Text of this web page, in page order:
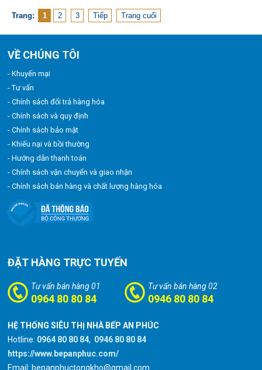
Trang: 1 2 3 Tiếp Trang cuối
VỀ CHÚNG TÔI
- Khuyến mại
- Tư vấn
- Chính sách đổi trả hàng hóa
- Chính sách và quy định
- Chính sách bảo mật
- Khiếu nại và bồi thường
- Hướng dẫn thanh toán
- Chính sách vận chuyển và giao nhận
- Chính sách bán hàng và chất lượng hàng hóa
ĐẶT HÀNG TRỰC TUYẾN
Tư vấn bán hàng 01
0964 80 80 84
Tư vấn bán hàng 02
0946 80 80 84
HỆ THỐNG SIÊU THỊ NHÀ BẾP AN PHÚC
Hotline: 0964 80 80 84, 0946 80 80 84
https://www.bepanphuc.com/
Email: bepanphuctongkho@gmail.com